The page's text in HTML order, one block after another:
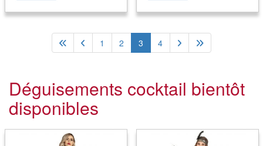
1 2 3 4
Déguisements cocktail bientôt
disponibles